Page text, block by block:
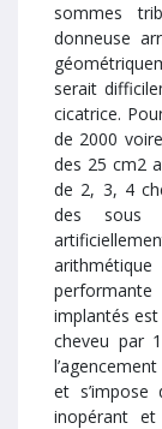
sommes
donneuse
serait
cicatrice.
de 2000
des 25 cm2
de 2, 3, 4
des sous
implantés est
cheveu par
et
inopérant